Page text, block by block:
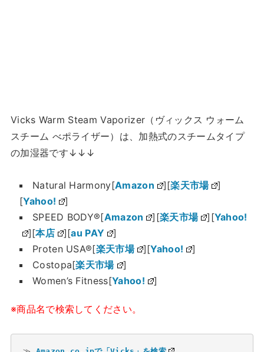
Vicks Warm Steam Vaporizer（ヴィックス ウォーム
スチーム べポライザー）は、加熱式のスチームタイプ
の加湿器です↓↓↓
Natural Harmony[Amazon ][楽天市場
]
[Yahoo!
]
SPEED BODY®[Amazon ][楽天市場 ][Yahoo!
][本店 ][au PAY
]
Proten USA®[楽天市場 ][Yahoo!
]
Costopa[楽天市場
]
Women’s Fitness[Yahoo! ]
※商品名で検索してください。